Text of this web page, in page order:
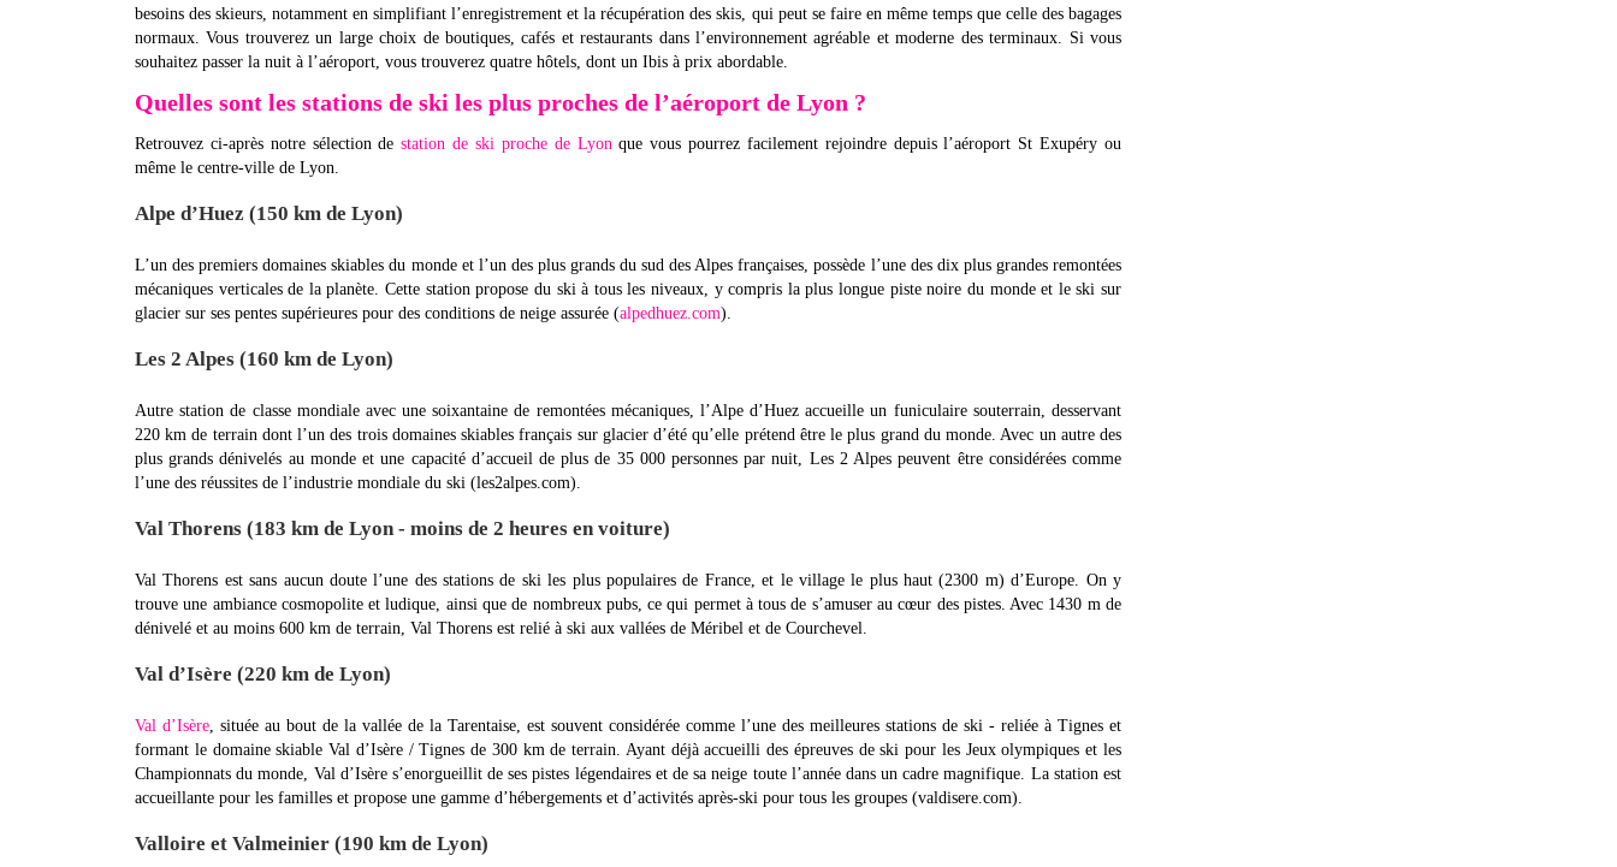
besoins des skieurs, notamment en simplifiant l’enregistrement et la récupération des skis, qui peut se faire en même temps que celle des bagages
normaux. Vous trouverez un large choix de boutiques, cafés et restaurants dans l’environnement agréable et moderne des terminaux. Si vous
souhaitez passer la nuit à l’aéroport, vous trouverez quatre hôtels, dont un Ibis à prix abordable.
Quelles sont les stations de ski les plus proches de l’aéroport de Lyon ?
Retrouvez ci-après notre sélection destation de ski proche de Lyon que vous pourrez facilement rejoindre depuis l’aéroport St Exupéry ou
même le centre-ville de Lyon.
Alpe d’Huez (150 km de Lyon)
L’un des premiers domaines skiables du monde et l’un des plus grands du sud des Alpes françaises, possède l’une des dix plus grandes remontées
mécaniques verticales de la planète. Cette station propose du ski à tous les niveaux, y compris la plus longue piste noire du monde et le ski sur
glacier sur ses pentes supérieures pour des conditions de neige assurée (alpedhuez.com).
Les 2 Alpes (160 km de Lyon)
Autre station de classe mondiale avec une soixantaine de remontées mécaniques, l’Alpe d’Huez accueille un funiculaire souterrain, desservant
220 km de terrain dont l’un des trois domaines skiables français sur glacier d’été qu’elle prétend être le plus grand du monde. Avec un autre des
plus grands dénivelés au monde et une capacité d’accueil de plus de 35 000 personnes par nuit, Les 2 Alpes peuvent être considérées comme
l’une des réussites de l’industrie mondiale du ski (les2alpes.com).
Val Thorens (183 km de Lyon - moins de 2 heures en voiture)
Val Thorens est sans aucun doute l’une des stations de ski les plus populaires de France, et le village le plus haut (2300 m) d’Europe. On y
trouve une ambiance cosmopolite et ludique, ainsi que de nombreux pubs, ce qui permet à tous de s’amuser au cœur des pistes. Avec 1430 m de
dénivelé et au moins 600 km de terrain, Val Thorens est relié à ski aux vallées de Méribel et de Courchevel.
Val d’Isère (220 km de Lyon)
Val d’Isère , située au bout de la vallée de la Tarentaise, est souvent considérée comme l’une des meilleures stations de ski - reliée à Tignes et
formant le domaine skiable Val d’Isère / Tignes de 300 km de terrain. Ayant déjà accueilli des épreuves de ski pour les Jeux olympiques et les
Championnats du monde, Val d’Isère s’enorgueillit de ses pistes légendaires et de sa neige toute l’année dans un cadre magnifique. La station est
accueillante pour les familles et propose une gamme d’hébergements et d’activités après-ski pour tous les groupes (valdisere.com).
Valloire et Valmeinier (190 km de Lyon)